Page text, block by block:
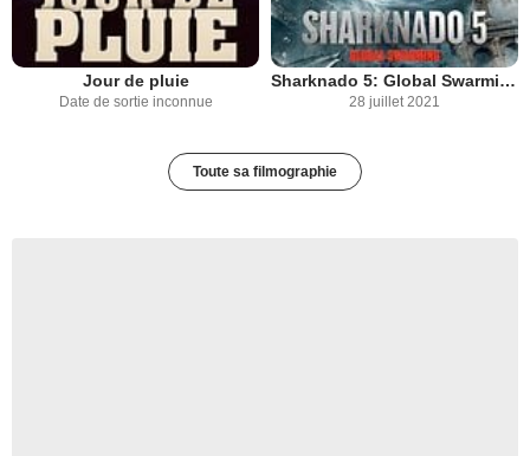
Jour de pluie
Date de sortie inconnue
Sharknado 5: Global Swarming
28 juillet 2021
Toute sa filmographie